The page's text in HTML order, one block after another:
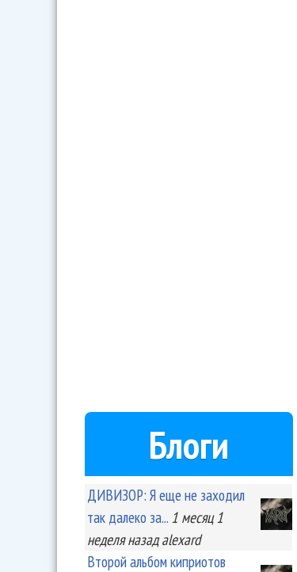
Блоги
ДИВИЗОР: Я еще не заходил
так далеко за... 1 месяц 1
неделяназад alexard
Второй альбом киприотов